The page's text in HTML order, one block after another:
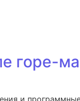
горе-
и